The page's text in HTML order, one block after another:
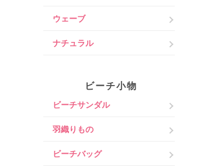
ウェーブ
ナチュラル
ビーチ小物
ビーチサンダル
羽織りもの
ビーチバッグ